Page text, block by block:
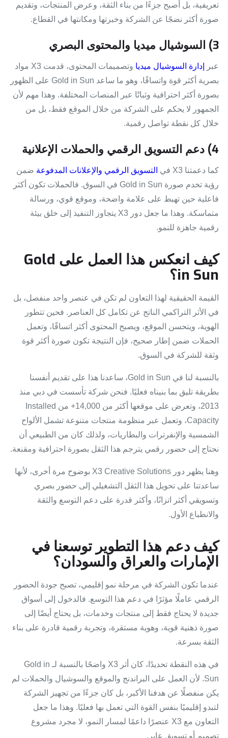
تعريفية، بل أصبح جزءًا من بناء الثقة، وعرض المنتجات، وتقديم
صورة أكثر نضجًا عن الشركة وخبرتها ومكانتها في القطاع.
3) السوشيال ميديا والمحتوى البصري
عبر إدارة السوشيال ميديا
وتصميمات المحتوى، قدمت X3 مواد
بصرية أكثر قوة واتساقًا، وهو ما ساعد Gold in Sun على الظهور
بصورة أكثر احترافية وثباتًا عبر المنصات المختلفة. وهذا مهم لأن
الجمهور لا يحكم على الشركة من خلال الموقع فقط، بل من
خلال كل نقطة تواصل رقمية.
4) دعم التسويق الرقمي والحملات الإعلانية
كما دعمتنا X3 في التسويق الرقمي والإعلانات المدفوعة ضمن
رؤية تخدم صورة Gold in Sun في السوق. فالحملات تكون أكثر
فاعلية حين تهبط على علامة واضحة، وموقع قوي، ورسالة
متماسكة. وهذا ما جعل دور X3 يتجاوز التنفيذ إلى خلق بيئة
رقمية جاهزة للنمو.
كيف انعكس هذا العمل على Gold
in Sun؟
القيمة الحقيقية لهذا التعاون لم تكن في عنصر واحد منفصل، بل
في الأثر التراكمي الناتج عن تكامل كل العناصر. فحين تتطور
الهوية، ويتحسن الموقع، ويصبح المحتوى أكثر اتساقًا، وتعمل
الحملات ضمن إطار صحيح، فإن النتيجة تكون صورة أكثر قوة
وثقة للشركة في السوق.
بالنسبة لنا في Gold in Sun، ساعدنا هذا على تقديم أنفسنا
بطريقة تليق بما بنيناه فعليًا. فنحن شركة تأسست في دبي منذ
2013، وتعرض على موقعها أكثر من 14,000+ من Installed
Capacity، وتعمل عبر منظومة منتجات متنوعة تشمل الألواح
الشمسية والإنفرترات والبطاريات، ولذلك كان من الطبيعي أن
نحتاج إلى حضور رقمي يترجم هذا الثقل بصورة احترافية ومقنعة.
وهنا يظهر دور X3 Creative Solutions بوضوح مرة أخرى، لأنها
ساعدتنا على تحويل هذا الثقل التشغيلي إلى حضور بصري
وتسويقي أكثر اتزانًا، وأكثر قدرة على دعم التوسع والثقة
والانطباع الأول.
كيف دعم هذا التطوير توسعنا في
الإمارات والعراق والسودان؟
عندما تكون الشركة في مرحلة نمو إقليمي، تصبح جودة الحضور
الرقمي عاملًا مؤثرًا في دعم هذا التوسع. فالدخول إلى أسواق
جديدة لا يحتاج فقط إلى منتجات وخدمات، بل يحتاج أيضًا إلى
صورة ذهنية قوية، وهوية مستقرة، وتجربة رقمية قادرة على بناء
الثقة بسرعة.
في هذه النقطة تحديدًا، كان أثر X3 واضحًا بالنسبة لـ Gold in
Sun. لأن العمل على البراندنج والموقع والسوشيال والحملات لم
يكن منفصلًا عن هدفنا الأكبر، بل كان جزءًا من تجهيز الشركة
لتبدو إقليميًا بنفس القوة التي تعمل بها فعليًا. وهذا ما جعل
التعاون مع X3 عنصرًا داعمًا لمسار النمو، لا مجرد مشروع
تصميم أو تسويق عابر.